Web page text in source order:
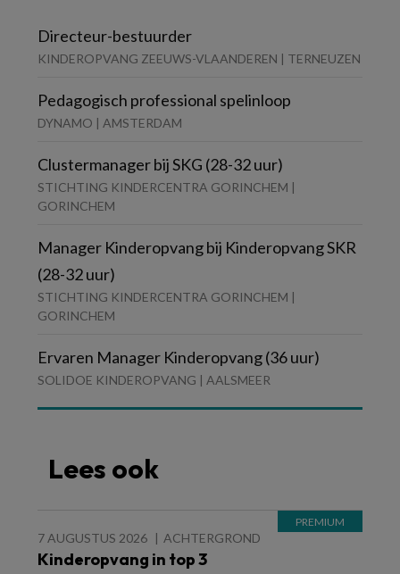
Directeur-bestuurder
KINDEROPVANG ZEEUWS-VLAANDEREN | TERNEUZEN
Pedagogisch professional spelinloop
DYNAMO | AMSTERDAM
Clustermanager bij SKG (28-32 uur)
STICHTING KINDERCENTRA GORINCHEM |
GORINCHEM
Manager Kinderopvang bij Kinderopvang SKR
(28-32 uur)
STICHTING KINDERCENTRA GORINCHEM |
GORINCHEM
Ervaren Manager Kinderopvang (36 uur)
SOLIDOE KINDEROPVANG | AALSMEER
Lees ook
7 AUGUSTUS 2026 ACHTERGROND
Kinderopvang in top 3